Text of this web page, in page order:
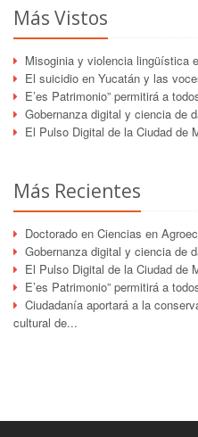
Más Vistos
Misoginia y violencia lingüística
El suicidio en Yucatán y las
E’es Patrimonio” permitirá a
Gobernanza digital y ciencia de
El Pulso Digital de la Ciudad de
Más Recientes
Doctorado en Ciencias en
Gobernanza digital y ciencia de
El Pulso Digital de la Ciudad de
E’es Patrimonio” permitirá a
Ciudadanía aportará a la
cultural de...